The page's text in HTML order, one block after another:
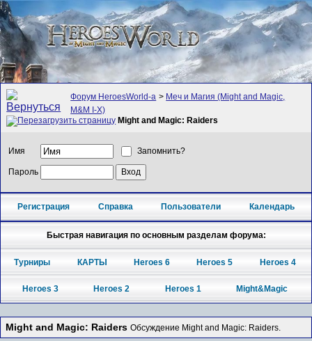
Форум HeroesWorld-а > Меч и Магия (Might and Magic,
M&M I-X)
Might and Magic: Raiders
Имя Запомнить?
Пароль
Регистрация Справка Пользователи Календарь
Быстрая навигация по основным разделам форума:
Турниры КАРТЫ Heroes 6 Heroes 5 Heroes 4
Heroes 3 Heroes 2 Heroes 1 Might&Magic
Might and Magic: Raiders Обсуждение Might and Magic: Raiders.